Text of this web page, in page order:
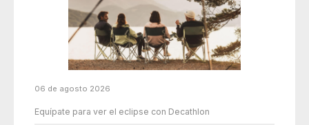
06 de agosto 2026
Equípate para ver el eclipse con Decathlon